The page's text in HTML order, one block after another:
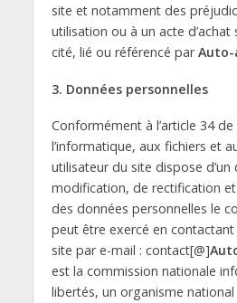
site et notamment des
utilisation ou à un acte
cité, lié ou référencé par
3. Données personnelles
Conformément à l’article 34
l’informatique, aux fichiers et
utilisateur du site dispose d’un
modification, de rectification
des données personnelles le
peut être exercé en contactant
site par e-mail : contact[@]
est la commission nationale
libertés, un organisme